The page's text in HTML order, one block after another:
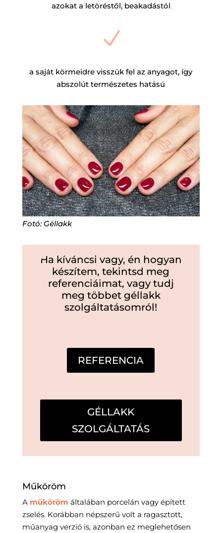
azokat a letöréstől, beakadástól
N
a saját körmeidre visszük fel az anyagot, így
abszolút természetes hatású
Fotó: Géllakk
Ha kíváncsi vagy, én hogyan
készítem, tekintsd meg
referenciáimat, vagy tudj
meg többet géllakk
szolgáltatásomról!
REFERENCIA
GÉLLAKK
SZOLGÁLTATÁS
Műköröm
A műköröm általában porcelán vagy épített
zselés. Korábban népszerű volt a ragasztott,
műanyag verzió is, azonban ez meglehetősen